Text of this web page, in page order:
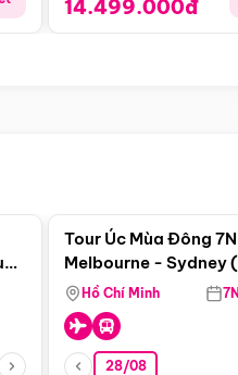
14.499.000đ
Tour Úc Mùa Đông
Melbourne - Sydney
Airways)
Hồ Chí Minh
28/08